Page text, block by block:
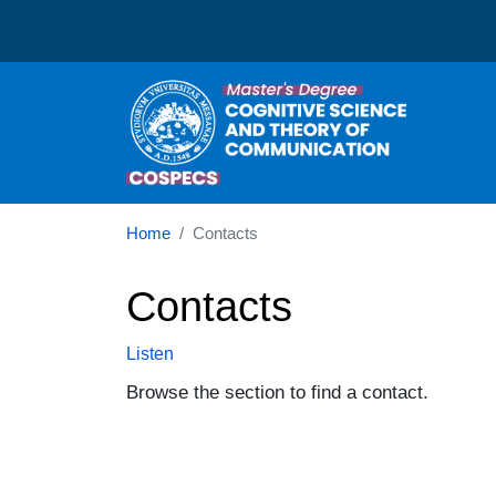
Corso di laurea in
Home Contacts
Contacts
Listen
Browse the section to find a contact.